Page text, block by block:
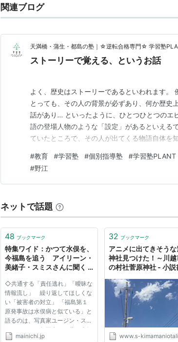
関連ブログ
天満橋・蒲生・都島の塾｜☆逆転合格専門☆ 学習塾
ストーリーで覚える、というお話
よく、歴史はストーリーであるといわれます。
とっても、その人の背景が必ずあり、何か歴史
話があり... といったように、ひとつひとつのエ
語の登場人物のような「設定」があるといえる
ていたところで、その人が出てくる物語自体を
し、 もっと言えばストーリーそのものを理解し
度、解像度も高まるといえるでしょう。 そのた
#教育 #学習塾 #個別指導塾 #学習塾PLANT
#野江
ネットで話題
48 ブックマーク
特集ワイド：かつて水俣を、
今福島を追う アイリーン・
美緒子・スミスさんに聞く -
◇共通する「責任逃れ」「曖昧な
情報流し」 繰り返してほしくな
い「被害者の対立」 「福島第１
原発事故は水俣病と似ている」と
語るのは、写真家ユージン・スミ
スさん（７８年死去）と共に水俣
病を世界に知らしめたアイリー
mainichi.jp
32 ブックマーク
アニメに出てきそう
神社見つけた！～川
の村社菅原神社 - 小説
www.s-